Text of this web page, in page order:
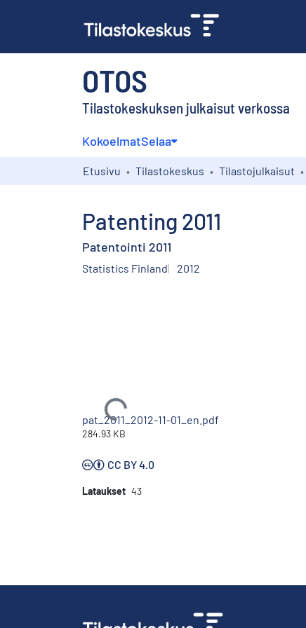
OTOS
Tilastokeskuksen julkaisut verkossa
KokoelmatSelaa
Etusivu Tilastokeskus Tilastojulkaisut
Patenting 2011
Patentointi 2011
Statistics Finland 2012
Ladataan...
pat_2011_2012-11-01_en.pdf
284.93 KB
CC BY 4.0
Lataukset 43